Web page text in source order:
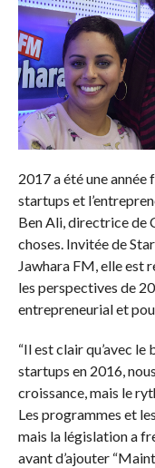
2017 a été une année
startups et
Ben Ali, directrice de
choses. Invitée de
Jawhara FM, elle est
les perspectives de
entrepreneurial et
“Il est clair qu’avec le
startups en 2016,
croissance, mais le
Les programmes et
mais la législation a
avant d’ajouter